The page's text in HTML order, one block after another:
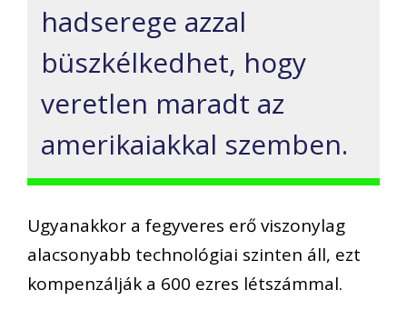
hadserege azzal
büszkélkedhet, hogy
veretlen maradt az
amerikaiakkal szemben.
Ugyanakkor a fegyveres erő viszonylag
alacsonyabb technológiai szinten áll, ezt
kompenzálják a 600 ezres létszámmal.